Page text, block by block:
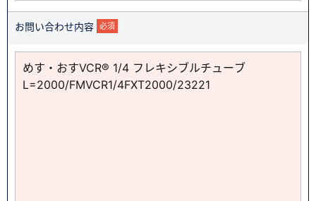
お問い合わせ内容 必須